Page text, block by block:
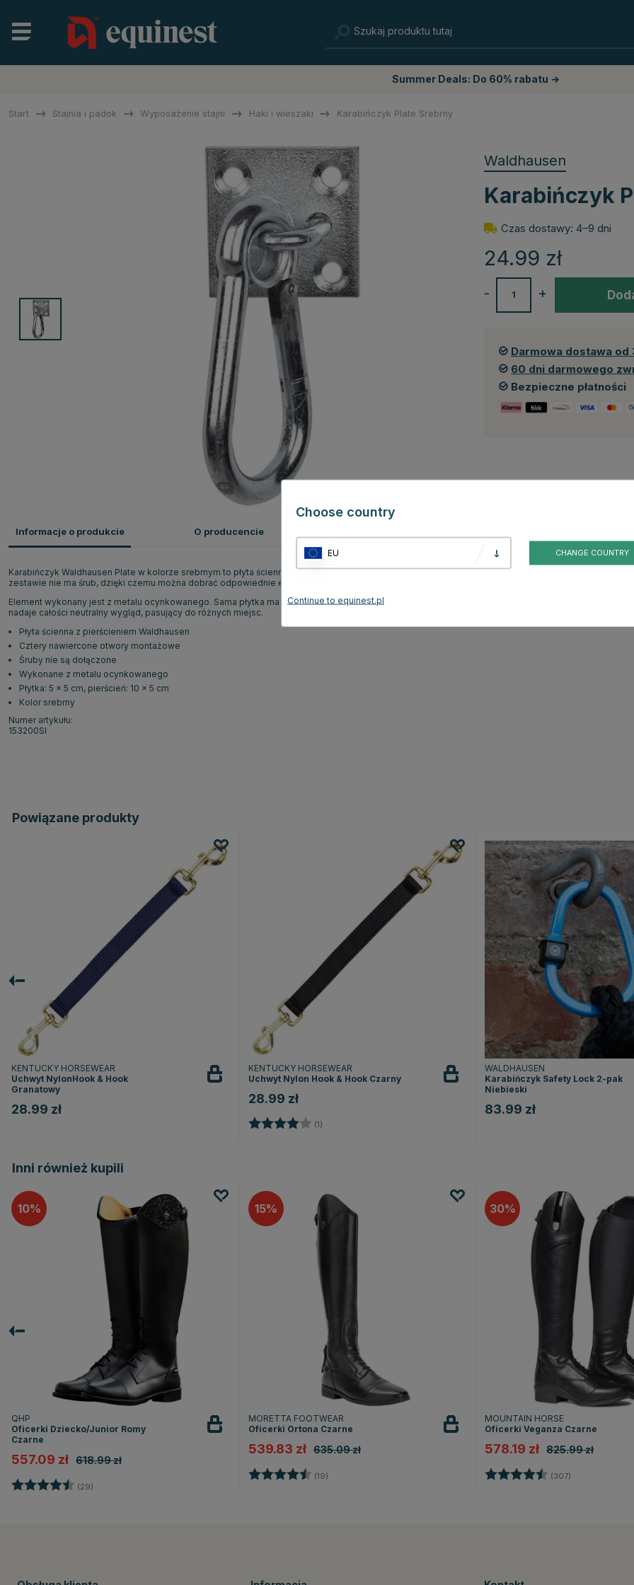
Summer Deals: Do 60% rabatu →
Start Stajnia i padok Wyposażenie stajni Haki i wieszaki Karabińczyk Plate Srebrny
Waldhausen
Karabińczyk
Czas dostawy: 4–9 dni
24.99 zł
+
-
Darmowa dostawa od
60 dni darmowego
Bezpieczne płatności
Informacje o produkcie
Karabińczyk Waldhausen Plate w kolorze srebrnym to płyta ścienna z karabińczykiem, wyposażona w cztery nawiercone otwory montażowe. W
zestawie nie ma śrub, dzięki czemu można dobrać odpowiednie elementy mocujące do danego podłoża.
Element wykonany jest z metalu ocynkowanego. Sama płytka ma wymiary 5 x 5 cm, a karabińczyk ma wymiary 10 x 5 cm. Srebrne wykończenie
nadaje całości neutralny wygląd, pasujący do różnych miejsc.
Płyta ścienna z pierścieniem Waldhausen
Cztery nawiercone otwory montażowe
Śruby nie są dołączone
Wykonane z metalu ocynkowanego
Płytka: 5 x 5 cm, pierścień: 10 x 5 cm
Kolor srebrny
Numer artykułu:
153200SI
O producencie
Powiązane produkty
KENTUCKY HORSEWEAR
Uchwyt NylonHook & Hook
Granatowy
28.99 zł
KENTUCKY HORSEWEAR
Uchwyt Nylon Hook & Hook Czarny
28.99 zł
Ocena: (1)
WALDHAUSEN
Karabińczyk Safety Lock 2-pak
Niebieski
83.99 zł
Inni również kupili
10
QHP
Oficerki Dziecko/Junior Romy
Czarne
557.09 zł 618.99 zł
Ocena: (29)
15
MORETTA FOOTWEAR
Oficerki Ortona Czarne
539.83 zł 635.09 zł
Ocena: (19)
30
MOUNTAIN HORSE
Oficerki Veganza Czarne
578.19 zł 825.99 zł
Ocena: (307)
Choose country
EU CHANGE COUNTRY
Continue to equinest.pl